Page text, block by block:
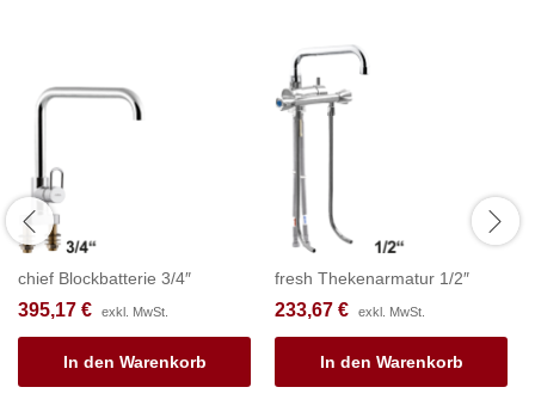
chief Blockbatterie 3/4″
395,17 € exkl. MwSt.
In den Warenkorb
fresh Thekenarmatur 1/2″
233,67 € exkl. MwSt.
In den Warenkorb